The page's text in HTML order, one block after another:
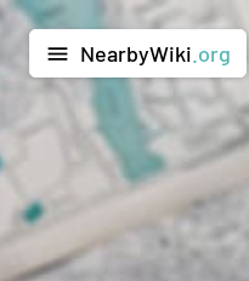
menu NearbyWiki .org